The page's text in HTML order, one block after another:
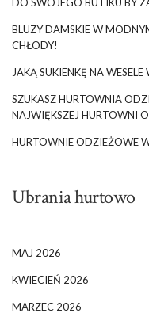
BLUZY DAMSKIE W
CHŁODY!
JAKĄ SUKIENKĘ NA
SZUKASZ HURTOWNIA
NAJWIĘKSZEJ HURTOWNI
HURTOWNIE ODZIEŻOWE
Ubrania hurtowo
MAJ 2026
KWIECIEŃ 2026
MARZEC 2026